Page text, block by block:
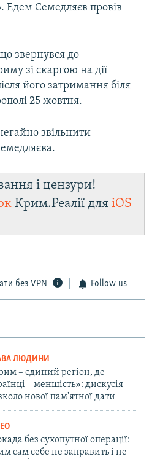
Едем Семедляєв провів
звернувся до
зі скаргою на дії
його затримання біля
25 жовтня.
звільнити
і цензури!
Крим.Реалії для iOS
без VPN Follow us
ЛЮДИНИ
– єдиний регіон, де
– меншість»: дискусія
нової пам'ятної дати
без сухопутної операції:
сам себе не заправить і не